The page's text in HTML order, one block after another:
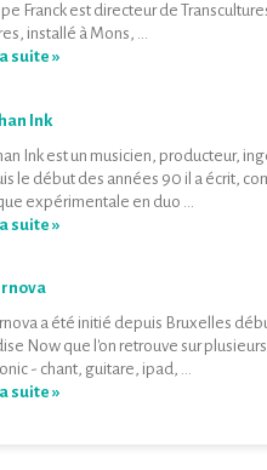
Franck est directeur de
installé à Mons, ...
suite »
Ink
Ink est un musicien, producteur,
le début des années 90 il a écrit,
expérimentale en duo ...
suite »
a été initié depuis Bruxelles
Now que l'on retrouve sur
- chant, guitare, ipad, ...
suite »